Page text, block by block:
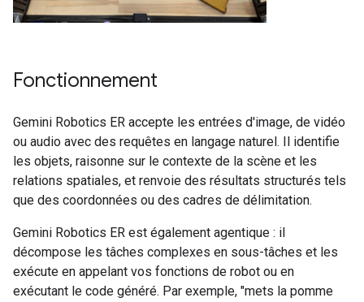
Fonctionnement
Gemini Robotics ER accepte les entrées d'image, de vidéo
ou audio avec des requêtes en langage naturel. Il identifie
les objets, raisonne sur le contexte de la scène et les
relations spatiales, et renvoie des résultats structurés tels
que des coordonnées ou des cadres de délimitation.
Gemini Robotics ER est également agentique : il
décompose les tâches complexes en sous-tâches et les
exécute en appelant vos fonctions de robot ou en
exécutant le code généré. Par exemple, "mets la pomme